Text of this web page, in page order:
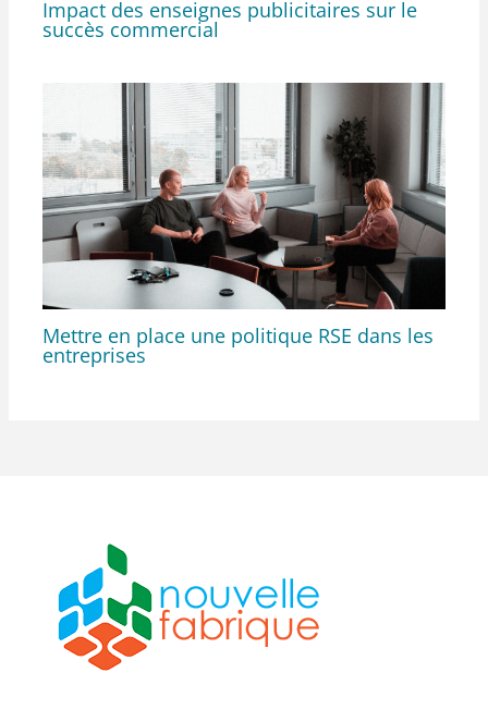
Impact des enseignes publicitaires sur le
succès commercial
Mettre en place une politique RSE dans les
entreprises